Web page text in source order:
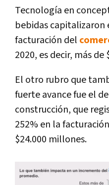
Tecnología en
bebidas
facturación del
2020, es decir, más
El otro rubro que
fuerte avance fue el
construcción, que
252% en la
$24.000 millones.